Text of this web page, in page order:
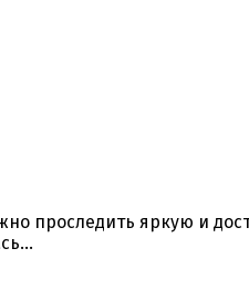
проследить яркую и